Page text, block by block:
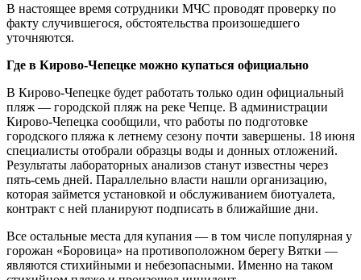
В настоящее время сотрудники МЧС проводят проверку по
факту случившегося, обстоятельства произошедшего
уточняются.
Где в Кирово-Чепецке можно купаться официально
В Кирово-Чепецке будет работать только один официальный
пляж — городской пляж на реке Чепце. В администрации
Кирово-Чепецка сообщили, что работы по подготовке
городского пляжа к летнему сезону почти завершены. 18 июня
специалисты отобрали образцы воды и донных отложений.
Результаты лабораторных анализов станут известны через
пять-семь дней. Параллельно власти нашли организацию,
которая займется установкой и обслуживанием биотуалета,
контракт с ней планируют подписать в ближайшие дни.
Все остальные места для купания — в том числе популярная у
горожан «Боровица» на противоположном берегу Вятки —
являются стихийными и небезопасными. Именно на таком